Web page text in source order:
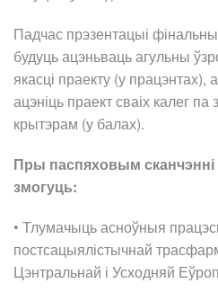
Падчас прэзентацыі
будуць ацэньваць агульны
якасці праекту (у працэнтах),
ацэніць праект сваіх калег
крытэрам (у балах).
Пры паспяховым сканчэнні
змогуць:
• Тлумачыць асноўныя
постсацыялістычнай
Цэнтральнай і Усходняй